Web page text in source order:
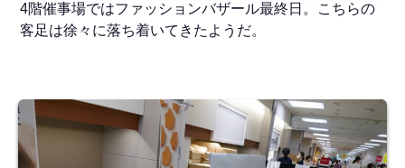
4階催事場ではファッションバザール最終日。こちらの
客足は徐々に落ち着いてきたようだ。